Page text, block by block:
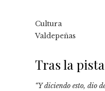
Cultura
Valdepeñas
Tras la
“Y diciendo esto, dio